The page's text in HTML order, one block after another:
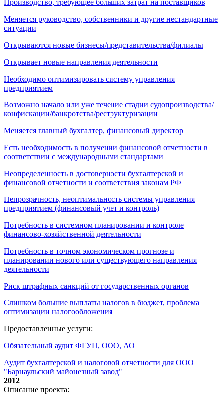
Производство, требующее больших затрат на поставщиков
Меняется руководство, собственники и другие нестандартные
ситуации
Открываются новые бизнесы/представительства/филиалы
Открывает новые направления деятельности
Необходимо оптимизировать систему управления
предприятием
Возможно начало или уже течение стадии судопроизводства/
конфискации/банкротства/реструктуризации
Меняется главный бухгалтер, финансовый директор
Есть необходимость в получении финансовой отчетности в
соответствии с международными стандартами
Неопределенность в достоверности бухгалтерской и
финансовой отчетности и соответствия законам РФ
Непрозрачность, неоптимальность системы управления
предприятием (финансовый учет и контроль)
Потребность в системном планировании и контроле
финансово-хозяйственной деятельности
Потребность в точном экономическом прогнозе и
планировании нового или существующего направления
деятельности
Риск штрафных санкций от государственных органов
Слишком большие выплаты налогов в бюджет, проблема
оптимизации налогообложения
Предоставленные услуги:
Обязательный аудит ФГУП, ООО, АО
Аудит бухгалтерской и налоговой отчетности для ООО
"Барнаульский майонезный завод"
2012
Описание проекта: